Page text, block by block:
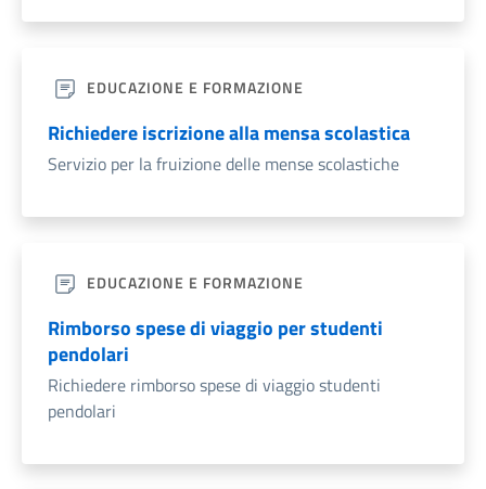
EDUCAZIONE E FORMAZIONE
Richiedere iscrizione alla mensa scolastica
Servizio per la fruizione delle mense scolastiche
EDUCAZIONE E FORMAZIONE
Rimborso spese di viaggio per studenti
pendolari
Richiedere rimborso spese di viaggio studenti
pendolari